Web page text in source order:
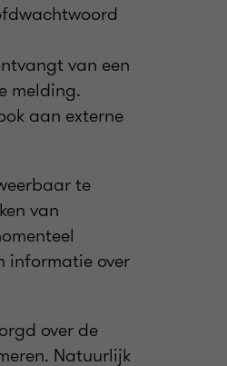
van een
melding.
aan externe
te
van
informatie over
over de
Natuurlijk